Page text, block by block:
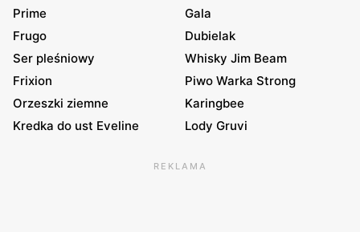
Prime
Gala
Frugo
Dubielak
Ser pleśniowy
Whisky Jim Beam
Frixion
Piwo Warka Strong
Orzeszki ziemne
Karingbee
Kredka do ust Eveline
Lody Gruvi
REKLAMA